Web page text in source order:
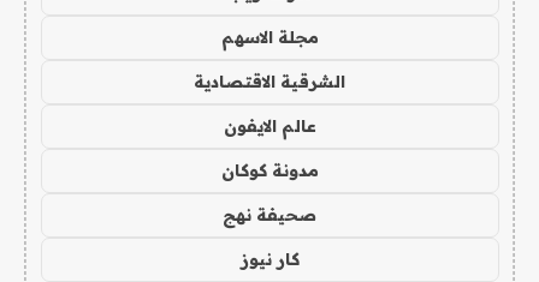
مجلة الاسهم
الشرقية الاقتصادية
عالم الايفون
مدونة كوكان
صحيفة نهج
كار نيوز